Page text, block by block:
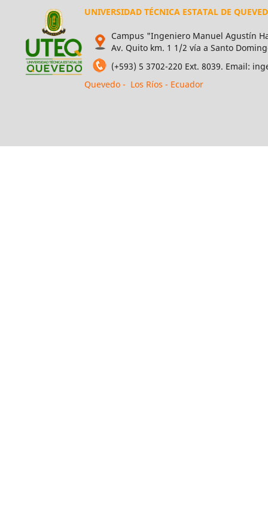
UNIVERSIDAD TÉCNICA ESTATAL DE
Campus "Ingeniero Manuel Agustín
Av. Quito km. 1 1/2 vía a Santo
(+593) 5 3702-220 Ext. 8039. Email:
Quevedo - Los Ríos - Ecuador